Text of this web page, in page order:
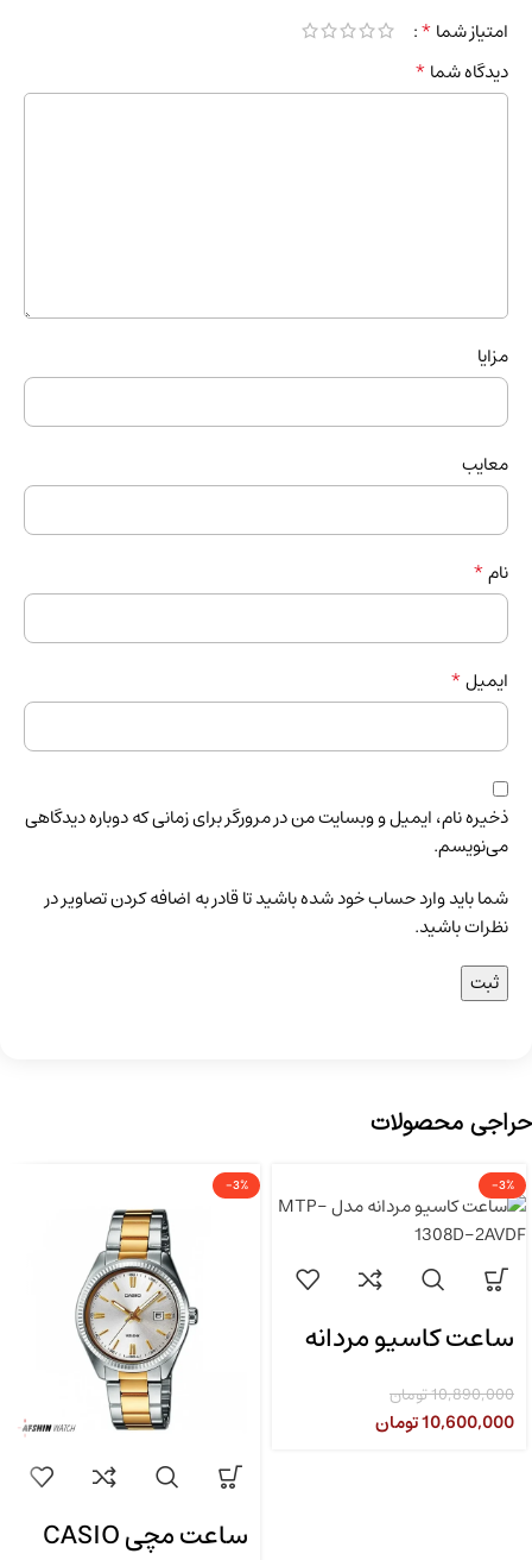
امتیاز شما*
دیدگاه شما*
مزایا
معایب
نام*
ایمیل*
ذخیره نام، ایمیل و وبسایت من در مرورگر برای زمانی که دوباره دیدگاهی
می‌نویسم.
شما باید وارد حساب خود شده باشید تا قادر به اضافه کردن تصاویر در
نظرات باشید.
حراجی محصولات
-3%
ساعت کاسیو مردانه
2AVDF
10,890,000تومان
10,600,000تومان
-3%
ساعت مچی CASIO